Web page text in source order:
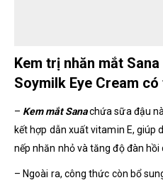
Kem trị nhăn mắt
Soymilk Eye Cream
– Kem mắt Sanachứa sữa đậu
kết hợp dẫn xuất vitamin E, giúp
nếp nhăn nhỏ và tăng độ đàn
– Ngoài ra, công thức còn bổ